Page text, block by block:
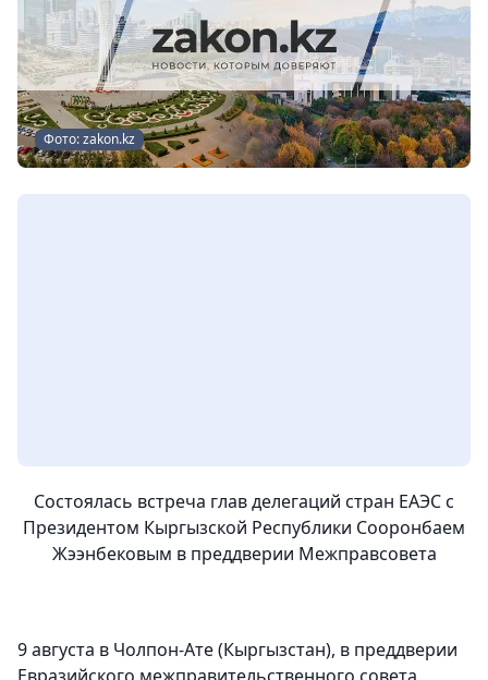
Фото: zakon.kz
Состоялась встреча глав делегаций стран ЕАЭС с
Президентом Кыргызской Республики Сооронбаем
Жээнбековым в преддверии Межправсовета
9 августа в Чолпон-Ате (Кыргызстан), в преддверии